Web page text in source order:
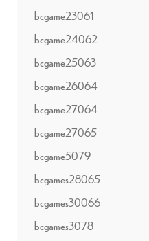
bcgame23061
bcgame24062
bcgame25063
bcgame26064
bcgame27064
bcgame27065
bcgame5079
bcgames28065
bcgames30066
bcgames3078